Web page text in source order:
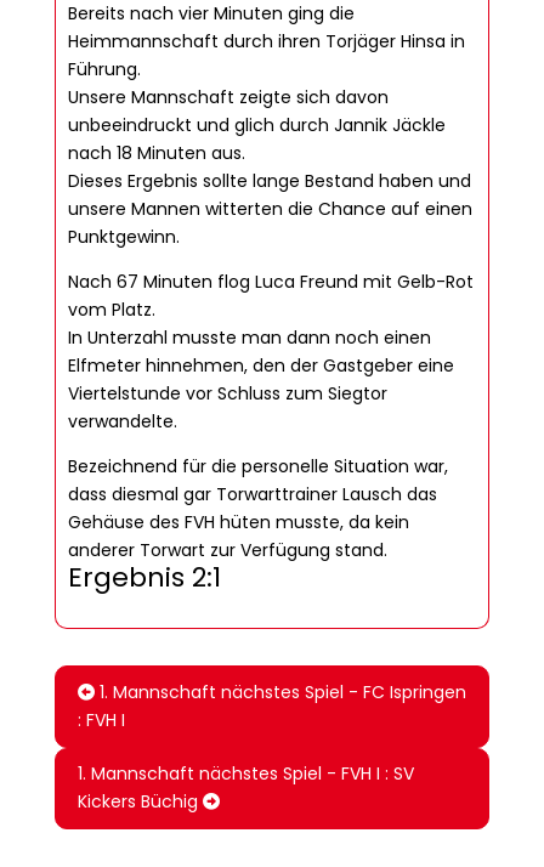
Bereits nach vier Minuten ging die
Heimmannschaft durch ihren Torjäger Hinsa in
Führung.
Unsere Mannschaft zeigte sich davon
unbeeindruckt und glich durch Jannik Jäckle
nach 18 Minuten aus.
Dieses Ergebnis sollte lange Bestand haben und
unsere Mannen witterten die Chance auf einen
Punktgewinn.
Nach 67 Minuten flog Luca Freund mit Gelb-Rot
vom Platz.
In Unterzahl musste man dann noch einen
Elfmeter hinnehmen, den der Gastgeber eine
Viertelstunde vor Schluss zum Siegtor
verwandelte.
Bezeichnend für die personelle Situation war,
dass diesmal gar Torwarttrainer Lausch das
Gehäuse des FVH hüten musste, da kein
anderer Torwart zur Verfügung stand.
Ergebnis 2:1
1. Mannschaft nächstes Spiel - FC Ispringen
: FVH I
1. Mannschaft nächstes Spiel - FVH I : SV
Kickers Büchig